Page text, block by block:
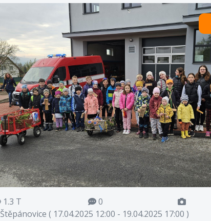
1.3 T
0
Štěpánovice ( 17.04.2025 12:00 - 19.04.2025 17:00 )